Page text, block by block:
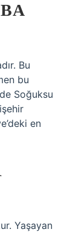
Bu
bu
Soğuksu
en
Yaşayan